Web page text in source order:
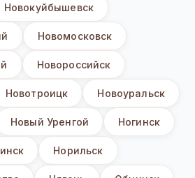
Новокуйбышевск
Новомосковск
Новороссийск
Новотроицк Новоуральск
Новый Уренгой Ногинск
Норильск